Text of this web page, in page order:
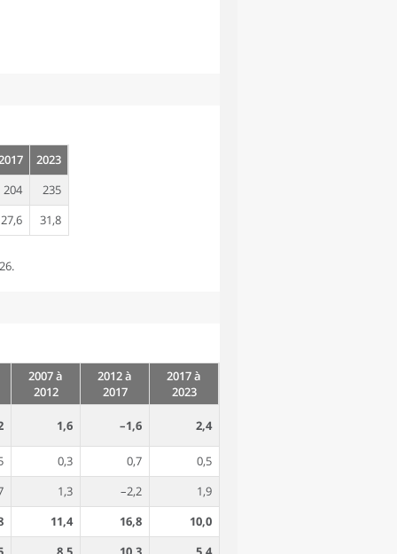
2023
204
235
27,6
31,8
2007 à
2012
2012 à
2017
2017 à
2023
1,6 –1,6 2,4
0,3 0,7
0,5
1,3 –2,2
1,9
11,4 16,8
10,0